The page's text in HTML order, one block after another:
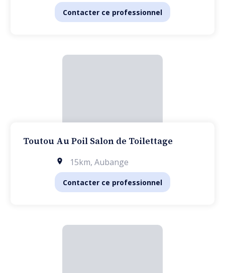
Contacter ce professionnel
Toutou Au Poil Salon de Toilettage
15km, Aubange
Contacter ce professionnel